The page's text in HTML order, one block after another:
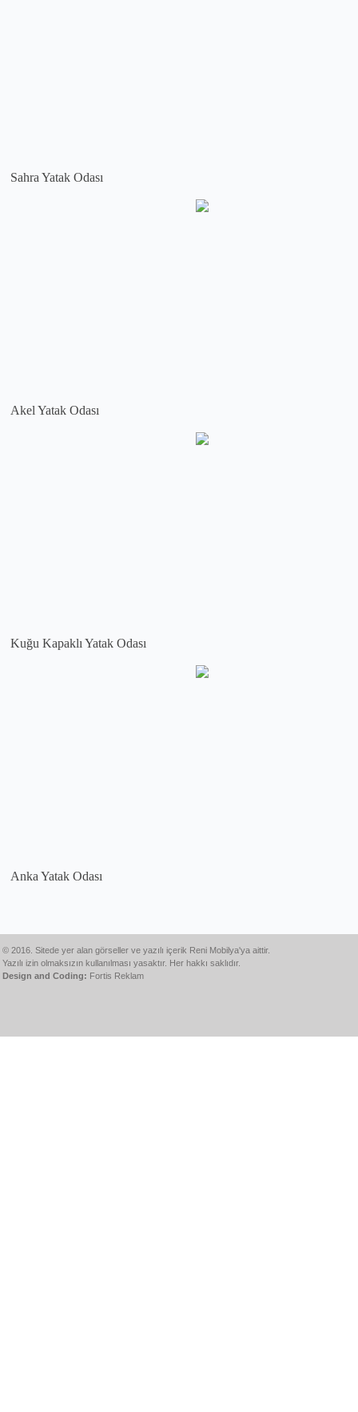
Sahra Yatak Odası
Akel Yatak Odası
Kuğu Kapaklı Yatak Odası
Anka Yatak Odası
© 2016. Sitede yer alan görseller ve yazılı içerik Reni Mobilya'ya aittir.
Yazılı izin olmaksızın kullanılması yasaktır. Her hakkı saklıdır.
Design and Coding: Fortis Reklam